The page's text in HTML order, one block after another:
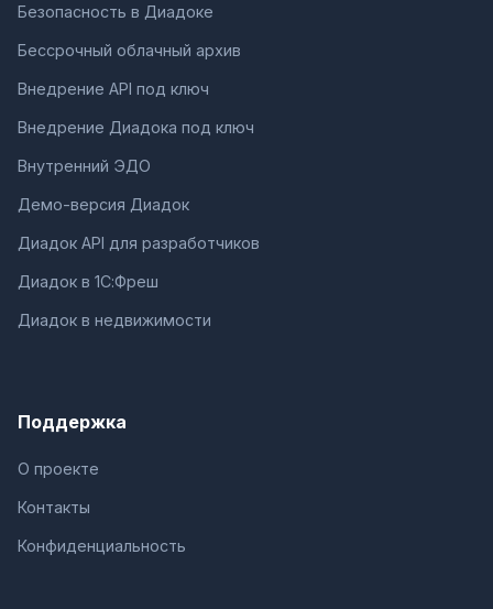
Безопасность в Диадоке
Бессрочный облачный архив
Внедрение API под ключ
Внедрение Диадока под ключ
Внутренний ЭДО
Демо-версия Диадок
Диадок API для разработчиков
Диадок в 1С:Фреш
Диадок в недвижимости
Поддержка
О проекте
Контакты
Конфиденциальность